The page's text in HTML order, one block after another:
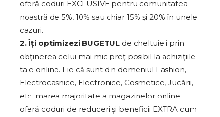
oferă coduri EXCLUSIVE pentru comunitatea
noastră de 5%, 10% sau chiar 15% și 20% în unele
cazuri.
2. Îți optimizezi BUGETUL de cheltuieli prin
obținerea celui mai mic preț posibil la achizițiile
tale online. Fie că sunt din domeniul Fashion,
Electrocasnice, Electronice, Cosmetice, Jucării,
etc. marea majoritate a magazinelor online
oferă coduri de reduceri și beneficii EXTRA cum